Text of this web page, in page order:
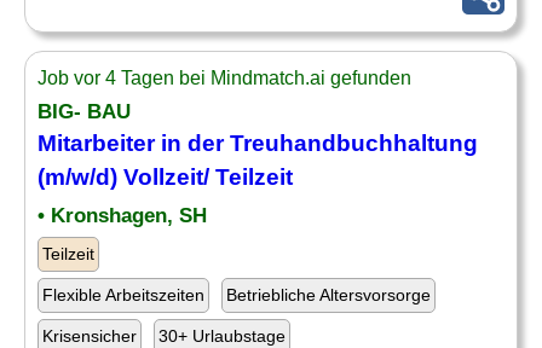
Job vor 4 Tagen bei Mindmatch.ai gefunden
BIG- BAU
Mitarbeiter in der Treuhandbuchhaltung
(m/w/d) Vollzeit/ Teilzeit
• Kronshagen, SH
Teilzeit
Flexible Arbeitszeiten Betriebliche Altersvorsorge
Krisensicher 30+ Urlaubstage